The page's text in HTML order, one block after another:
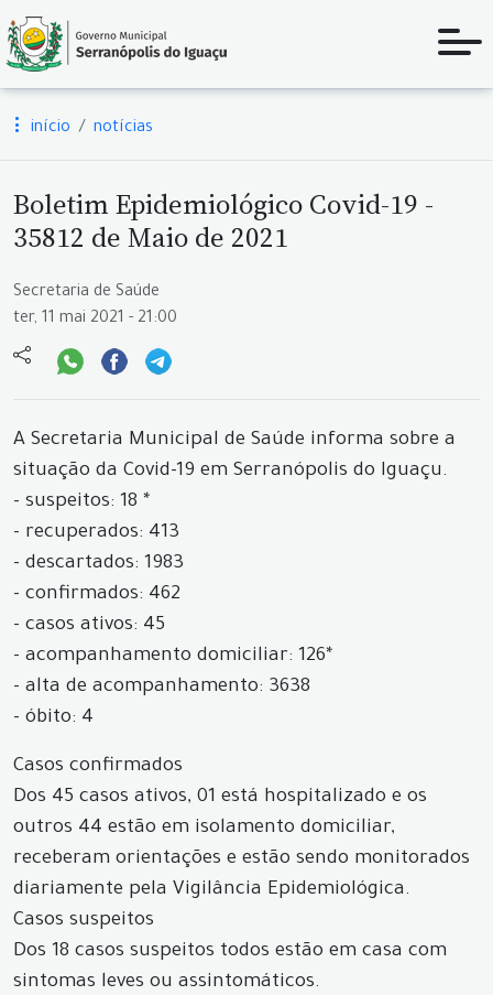
início notícias
Boletim Epidemiológico Covid-19 -
35812 de Maio de 2021
Secretaria de Saúde
ter, 11 mai 2021 - 21:00
A Secretaria Municipal de Saúde informa sobre a
situação da Covid-19 em Serranópolis do Iguaçu.
- suspeitos: 18 *
- recuperados: 413
- descartados: 1983
- confirmados: 462
- casos ativos: 45
- acompanhamento domiciliar: 126*
- alta de acompanhamento: 3638
- óbito: 4
Casos confirmados
Dos 45 casos ativos, 01 está hospitalizado e os
outros 44 estão em isolamento domiciliar,
receberam orientações e estão sendo monitorados
diariamente pela Vigilância Epidemiológica.
Casos suspeitos
Dos 18 casos suspeitos todos estão em casa com
sintomas leves ou assintomáticos.